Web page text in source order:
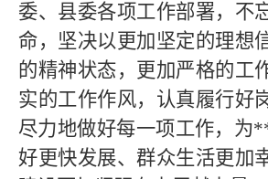
委、县委各项工作部署，不
命，坚决以更加坚定的理想
的精神状态，更加严格的工
实的工作作风，认真履行好
尽力地做好每一项工作，为
好更快发展、群众生活更加